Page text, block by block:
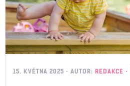
15. KVĚTNA 2025 AUTOR: REDAKCE